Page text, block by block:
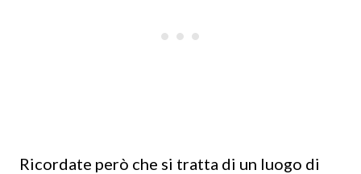
Ricordate però che si tratta di un luogo di